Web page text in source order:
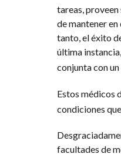
tareas,
de mantener
tanto, el éxito
última
conjunta con
Estos médicos
condiciones
facultades de